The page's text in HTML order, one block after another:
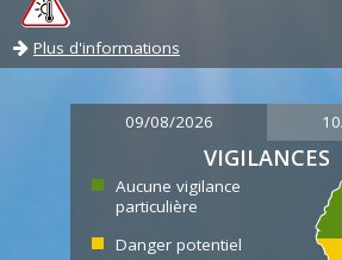
Plus d'informations
09/08/2026
VIGILANCES
Aucune vigilance
particulière
Danger potentiel